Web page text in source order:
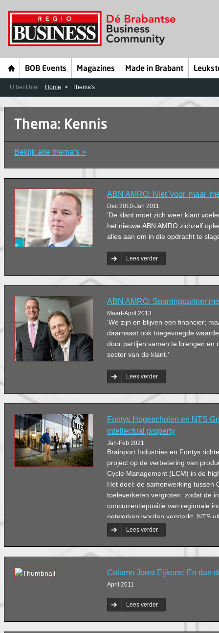
BOB Events Magazines Made in Brabant
U bent hier: Home Thema's
Thema: Kennis
Bekijk alle thema’s >
ABN AMRO: Niet 'voor' maar
Dec 2010-Jan 2011
'De klant moet zich weer klant
het nieuwe ABN AMRO zichzelf
alles aan om in die opdracht te
Lees verder
ABN AMRO: Sparringpartner
Maart-April 2013
‘We zijn en blijven een financier;
daarnaast ook toegevoegde
door partijen samen te brengen en
sector van de klant.’
Lees verder
Fontys Hogescholen en NTS
intellectual property
Jan-Feb 2021
Brainport Industries en Fontys
project op de verbetering van
Cycle Management (LCM) in de
Het doel: de samenwerking tussen
toeleverketen vergroten, zodat de
concurrentiepositie van regionale
netwerken worden versterkt. NTS
de deelnemers aan het project.
Lees verder
Column Joost Eijkens: En dan
April 2011
Lees verder